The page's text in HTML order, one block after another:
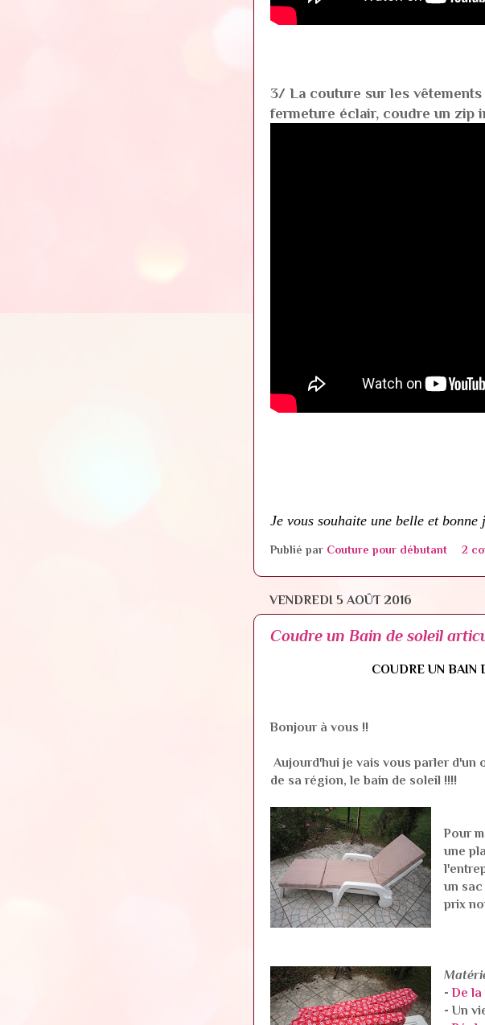
3/ La couture sur les
fermeture éclair, coudre un zip
Je vous souhaite une belle et
Publié par Couture pour débutant 2
VENDREDI 5 AOÛT 2016
Coudre un Bain de soleil
COUDRE UN BAIN
Bonjour à vous !!
Aujourd'hui je vais vous parler d'un
de sa région,le bain de soleil !!!!
Pour
une
un sac
prix
-De la
- Un